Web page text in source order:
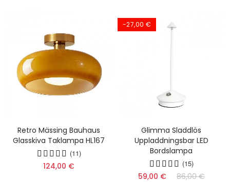
Retro Mässing Bauhaus
Glasskiva Taklampa HL167
(11)
124,00 €
-27,00 €
Glimma Sladdlös
Uppladdningsbar LED
Bordslampa
(15)
59,00 € 86,00 €